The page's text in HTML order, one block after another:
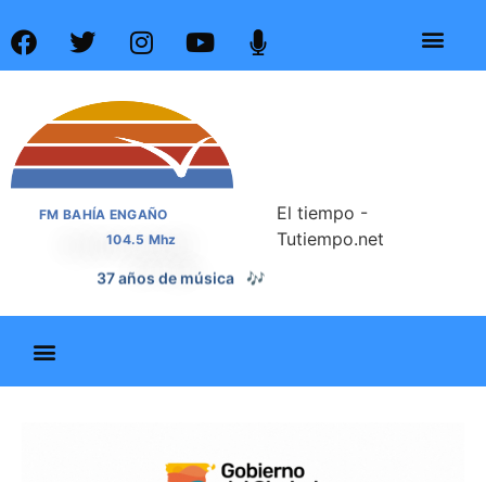
FM BAHÍA ENGAÑO
104.5 Mhz
37 años de noticias 📰
El tiempo -
Tutiempo.net